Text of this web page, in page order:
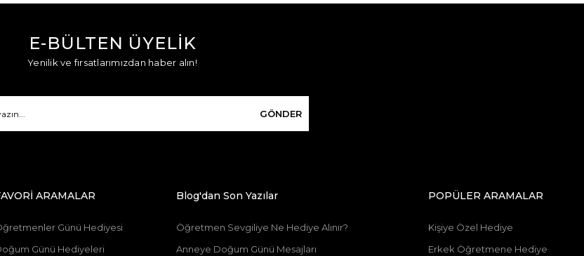
E-BÜLTEN ÜYELİK
Yenilik ve fırsatlarımızdan haber alın!
GÖNDER
ARAMALAR
Günü Hediyesi
Günü Hediyeleri
Blog'dan Son Yazılar
Öğretmen Sevgiliye Ne Hediye Alınır?
Anneye Doğum Günü Mesajları
POPÜLER ARAMALAR
Kişiye Özel Hediye
Erkek Öğretmene Hediye